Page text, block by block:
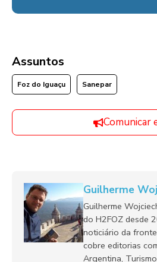
Assuntos
Foz do Iguaçu Sanepar
Comunicar
Guilherme
Guilherme
do H2FOZ desde
noticiário da
cobre editorias
Argentina,